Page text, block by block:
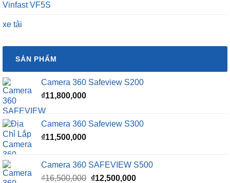
Vinfast VF5S
xe tải
SẢN PHẨM
Camera 360 Safeview S200
₫11,800,000
Camera 360 Safeview S300
₫11,500,000
Camera 360 SAFEVIEW S500
₫16,500,000 Giá
₫12,500,000Giá